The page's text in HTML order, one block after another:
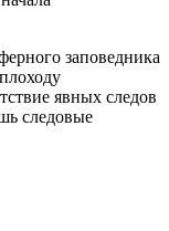
заповедника
явных следов
следовые